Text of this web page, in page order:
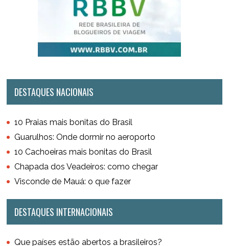
DESTAQUES NACIONAIS
10 Praias mais bonitas do Brasil
Guarulhos: Onde dormir no aeroporto
10 Cachoeiras mais bonitas do Brasil
Chapada dos Veadeiros: como chegar
Visconde de Mauá: o que fazer
DESTAQUES INTERNACIONAIS
Que países estão abertos a brasileiros?